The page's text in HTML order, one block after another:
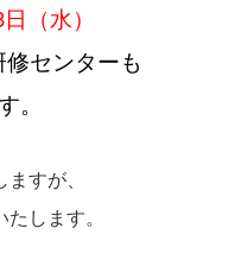
（水）
センターも
。
すが、
します。